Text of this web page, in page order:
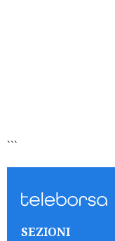
```
SEZIONI